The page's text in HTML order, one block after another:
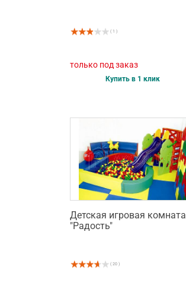
( 1 )
только под заказ
Купить в 1 клик
Детская игровая комната
"Радость"
( 20 )